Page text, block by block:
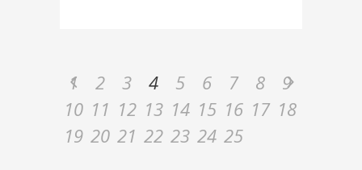
1 2 3 4 5 6 7 8
9
10 11 12 13 14 15 16 17 18
19 20 21 22 23 24 25